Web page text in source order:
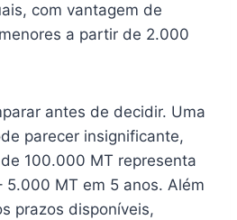
com vantagem de
a partir de 2.000
antes de decidir. Uma
parecer insignificante,
100.000 MT representa
5.000 MT em 5 anos. Além
prazos disponíveis,